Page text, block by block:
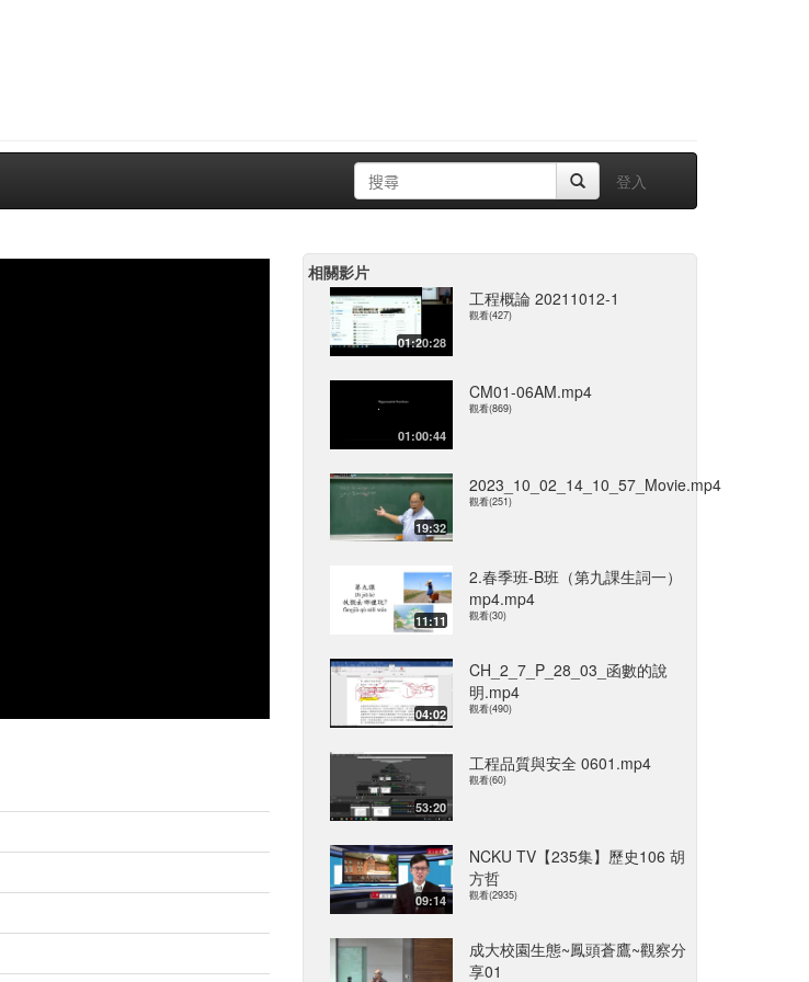
登入
相關影片
01:20:28
工程概論 20211012-1
觀看(427)
01:00:44
CM01-06AM.mp4
觀看(869)
19:32
2023_10_02_14_10_57_Movie.mp4
觀看(251)
11:11
2.春季班-B班（第九課生詞一）
mp4.mp4
觀看(30)
04:02
CH_2_7_P_28_03_函數的說
明.mp4
觀看(490)
53:20
工程品質與安全 0601.mp4
觀看(60)
09:14
NCKU TV【235集】歷史106 胡
方哲
觀看(2935)
成大校園生態~鳳頭蒼鷹~觀察分
享01